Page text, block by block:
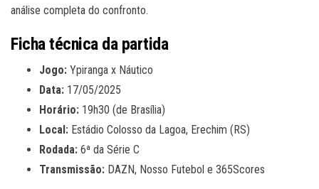
análise completa do confronto.
Ficha técnica da partida
Jogo: Ypiranga x Náutico
Data: 17/05/2025
Horário: 19h30 (de Brasília)
Local: Estádio Colosso da Lagoa, Erechim (RS)
Rodada: 6ª da Série C
Transmissão: DAZN, Nosso Futebol e 365Scores